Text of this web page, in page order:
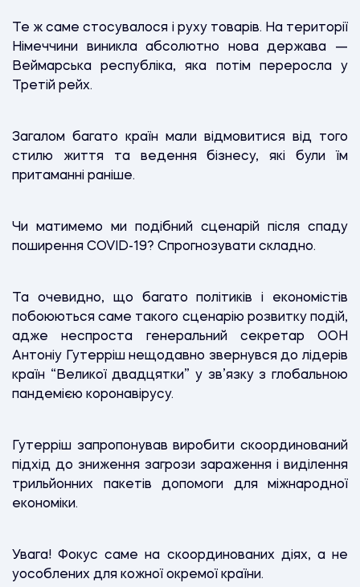
Те ж саме стосувалося і руху товарів. На території
Німеччини виникла абсолютно нова держава —
Веймарська республіка, яка потім переросла у
Третій рейх.
Загалом багато країн мали відмовитися від того
стилю життя та ведення бізнесу, які були їм
притаманні раніше.
Чи матимемо ми подібний сценарій після спаду
поширення COVID-19? Спрогнозувати складно.
Та очевидно, що багато політиків і економістів
побоюються саме такого сценарію розвитку подій,
адже неспроста генеральний секретар ООН
Антоніу Гутерріш нещодавно звернувся до лідерів
країн “Великої двадцятки” у зв’язку з глобальною
пандемією коронавірусу.
Гутерріш запропонував виробити скоординований
підхід до зниження загрози зараження і виділення
трильйонних пакетів допомоги для міжнародної
економіки.
Увага! Фокус саме на скоординованих діях, а не
уособлених для кожної окремої країни.